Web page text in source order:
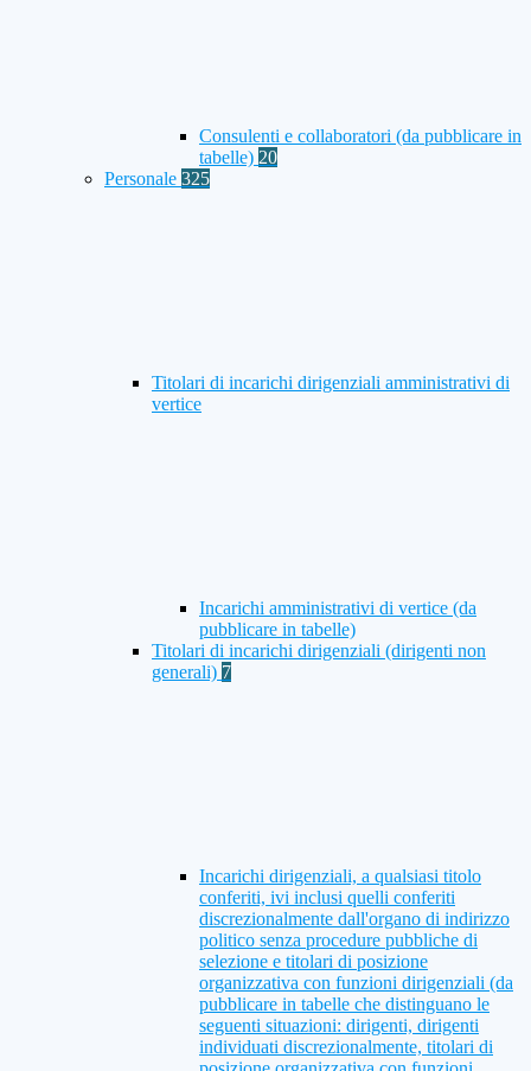
Consulenti e collaboratori (da pubblicare in
tabelle) 20
Personale 325
Titolari di incarichi dirigenziali amministrativi di
vertice
Incarichi amministrativi di vertice (da
pubblicare in tabelle)
Titolari di incarichi dirigenziali (dirigenti non
generali) 7
Incarichi dirigenziali, a qualsiasi titolo
conferiti, ivi inclusi quelli conferiti
discrezionalmente dall'organo di indirizzo
politico senza procedure pubbliche di
selezione e titolari di posizione
organizzativa con funzioni dirigenziali (da
pubblicare in tabelle che distinguano le
seguenti situazioni: dirigenti, dirigenti
individuati discrezionalmente, titolari di